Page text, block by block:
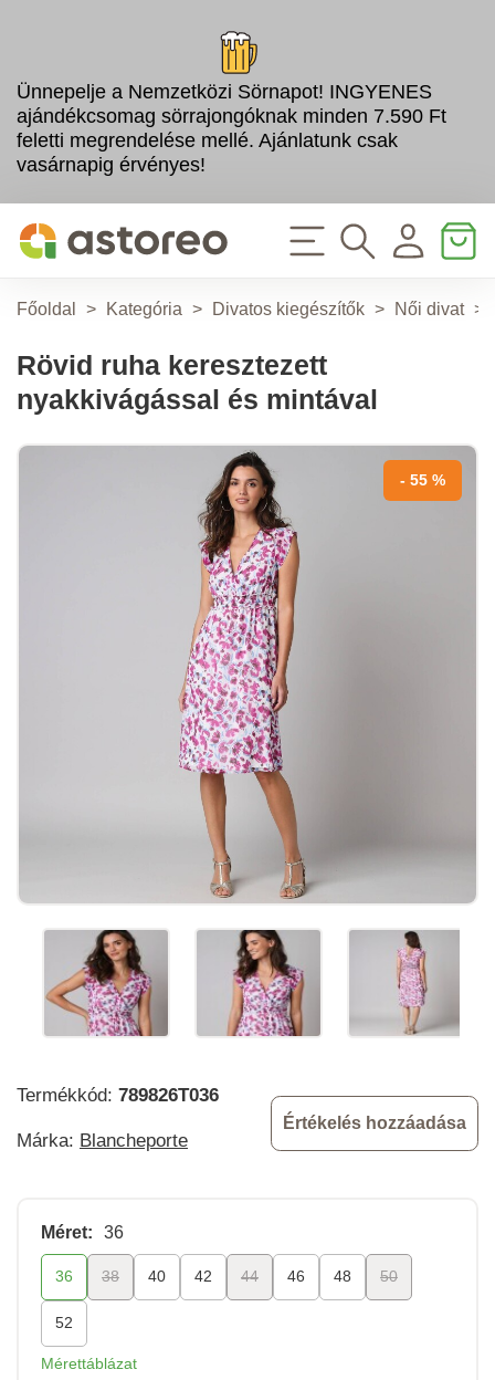
Ünnepelje a Nemzetközi Sörnapot! INGYENES
ajándékcsomag sörrajongóknak minden 7.590 Ft
feletti megrendelése mellé. Ajánlatunk csak
vasárnapig érvényes!
Főoldal > Kategória > Divatos kiegészítők > Női divat >
Rövid ruha keresztezett
nyakkivágással és mintával
- 55 %
Termékkód: 789826T036
Márka: Blancheporte
Értékelés hozzáadása
Méret: 36
36 38 40 42 44 46 48 50
52
Mérettáblázat